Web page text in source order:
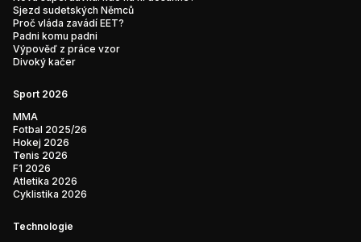
Sjezd sudetských Němců
Proč vláda zavádí EET?
Padni komu padni
Výpověď z práce vzor
Divoký kačer
Sport 2026
MMA
Fotbal 2025/26
Hokej 2026
Tenis 2026
F1 2026
Atletika 2026
Cyklistika 2026
Technologie